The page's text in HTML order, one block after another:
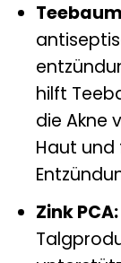
hilft
die Akne
Haut und
Zink PCA: